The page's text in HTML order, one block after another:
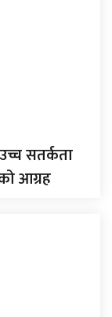
सतर्कता
आग्रह